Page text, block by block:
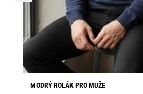
MODRÝ ROLÁK PRO MUŽE